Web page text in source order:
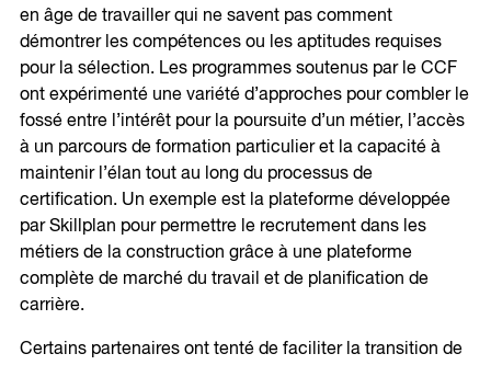
en âge de travailler qui ne savent pas comment
démontrer les compétences ou les aptitudes requises
pour la sélection. Les programmes soutenus par le CCF
ont expérimenté une variété d’approches pour combler le
fossé entre l’intérêt pour la poursuite d’un métier, l’accès
à un parcours de formation particulier et la capacité à
maintenir l’élan tout au long du processus de
certification. Un exemple est la plateforme développée
par Skillplan pour permettre le recrutement dans les
métiers de la construction grâce à une plateforme
complète de marché du travail et de planification de
carrière.
Certains partenaires ont tenté de faciliter la transition de